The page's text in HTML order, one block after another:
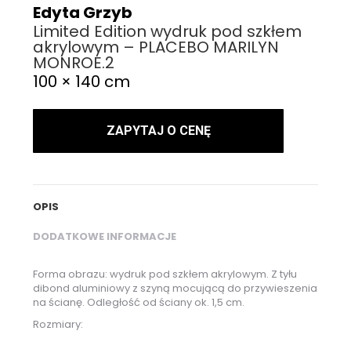
Edyta Grzyb
Limited Edition wydruk pod szkłem
akrylowym – PLACEBO MARILYN
MONROE.2
100 × 140 cm
ZAPYTAJ O CENĘ
OPIS
DODATKOWE INFORMACJE
Forma obrazu: wydruk pod szkłem akrylowym. Z tyłu
dibond aluminiowy z szyną mocującą do przywieszenia
na ścianę. Odległość od ściany ok. 1,5 cm.
Rozmiary: